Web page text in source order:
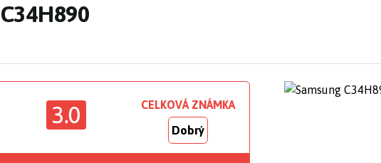
3.0 CELKOVÁ ZNÁMKA
Dobrý